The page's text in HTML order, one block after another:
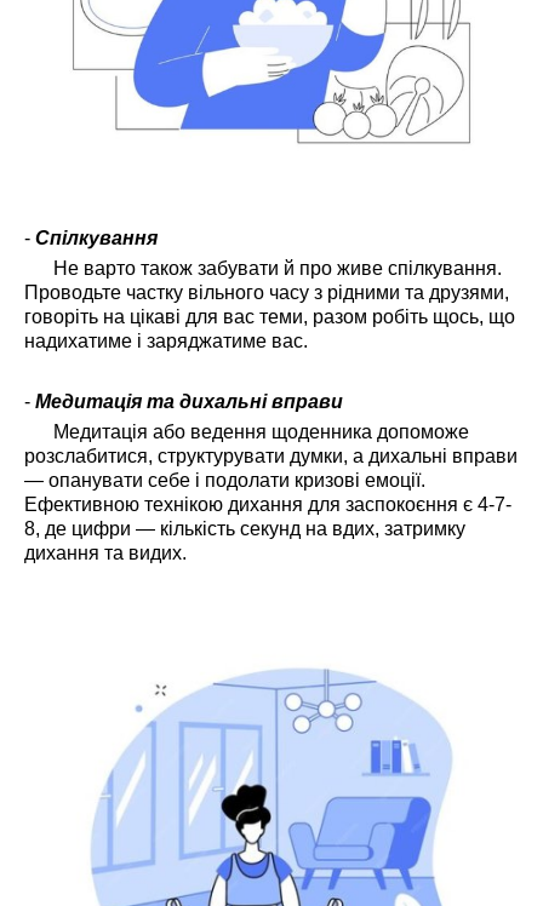
- Спілкування
Не варто також забувати й про живе спілкування.
Проводьте частку вільного часу з рідними та друзями,
говоріть на цікаві для вас теми, разом робіть щось, що
надихатиме і заряджатиме вас.
- Медитація та дихальні вправи
Медитація або ведення щоденника допоможе
розслабитися, структурувати думки, а дихальні вправи
— опанувати себе і подолати кризові емоції.
Ефективною технікою дихання для заспокоєння є 4-7-
8, де цифри — кількість секунд на вдих, затримку
дихання та видих.